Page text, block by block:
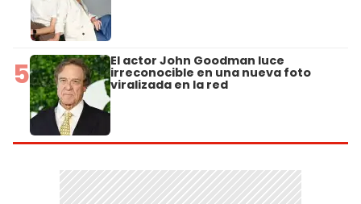
5 El actor John Goodman luce
irreconocible en una nueva foto
viralizada en la red